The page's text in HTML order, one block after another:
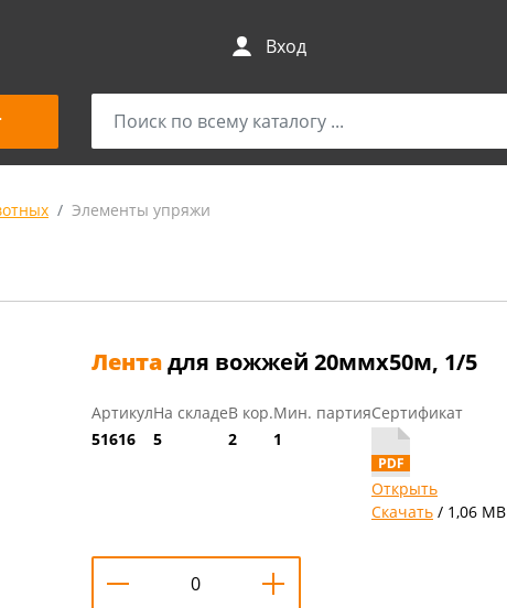
Вход
Элементы упряжи
Лентадля вожжей 20ммх50м, 1/5
Артикул
51616
На складе
5
В кор.
2
Мин. партия
1
Сертификат
Открыть
Скачать/ 1,06 MB